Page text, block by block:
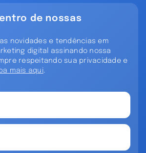
de nossas
novidades e tendências em
digital assinando nossa
respeitando sua privacidade e
mais aqui.